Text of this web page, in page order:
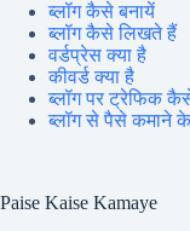
ब्लॉग कैसे बनायें
ब्लॉग कैसे लिखते हैं
वर्डप्रेस क्या है
कीवर्ड क्या है
ब्लॉग पर ट्रेफिक
ब्लॉग से पैसे कमाने
Paise Kaise Kamaye